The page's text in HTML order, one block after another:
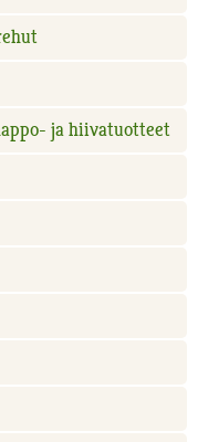
ja hiivatuotteet